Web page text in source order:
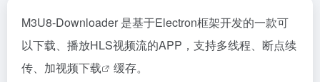
M3U8-Downloader 是基于Electron框架开发的一款可
以下载、播放HLS视频流的APP，支持多线程、断点续
传、加视频下载 缓存。